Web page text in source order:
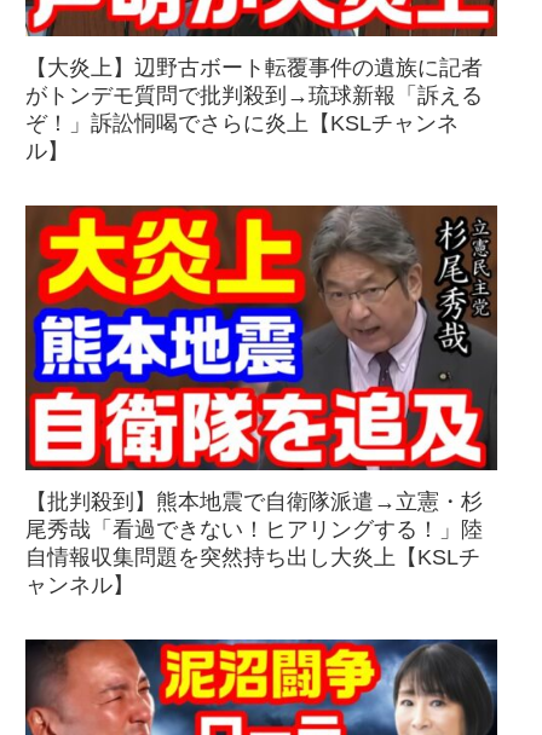
【大炎上】辺野古ボート転覆事件の遺族に記者
がトンデモ質問で批判殺到→琉球新報「訴える
ぞ！」訴訟恫喝でさらに炎上【KSLチャンネ
ル】
【批判殺到】熊本地震で自衛隊派遣→立憲・杉
尾秀哉「看過できない！ヒアリングする！」陸
自情報収集問題を突然持ち出し大炎上【KSLチ
ャンネル】